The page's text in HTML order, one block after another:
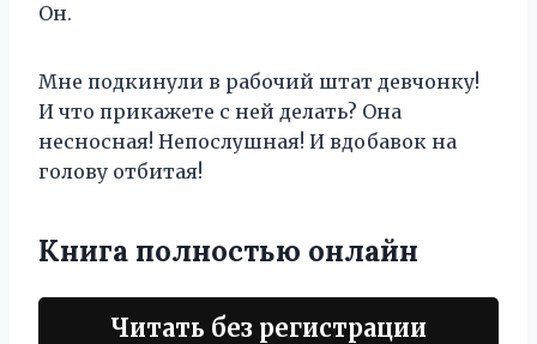
Он.
Мне подкинули в рабочий штат девчонку!
И что прикажете с ней делать? Она
несносная! Непослушная! И вдобавок на
голову отбитая!
Книга полностью онлайн
Читать без регистрации